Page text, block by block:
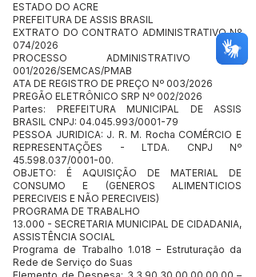
ESTADO DO ACRE
PREFEITURA DE ASSIS BRASIL
EXTRATO DO CONTRATO ADMINISTRATIVO Nº
074/2026
PROCESSO ADMINISTRATIVO N°
001/2026/SEMCAS/PMAB
ATA DE REGISTRO DE PREÇO Nº 003/2026
PREGÃO ELETRÔNICO SRP Nº 002/2026
Partes: PREFEITURA MUNICIPAL DE ASSIS
BRASIL CNPJ: 04.045.993/0001-79
PESSOA JURIDICA: J. R. M. Rocha COMÉRCIO E
REPRESENTAÇÕES - LTDA. CNPJ Nº
45.598.037/0001-00.
OBJETO: É AQUISIÇÃO DE MATERIAL DE
CONSUMO E (GENEROS ALIMENTICIOS
PERECIVEIS E NÃO PERECIVEIS)
PROGRAMA DE TRABALHO
13.000 - SECRETARIA MUNICIPAL DE CIDADANIA,
ASSISTÊNCIA SOCIAL
Programa de Trabalho 1.018 – Estruturação da
Rede de Serviço do Suas